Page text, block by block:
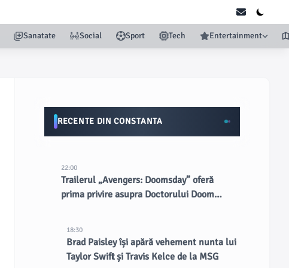
Sanatate Social Sport Tech Entertainment
RECENTE DIN CONSTANTA
22:00
Trailerul „Avengers: Doomsday” oferă
prima privire asupra Doctorului Doom
18:30
Brad Paisley își apără vehement nunta lui
Taylor Swift și Travis Kelce de la MSG